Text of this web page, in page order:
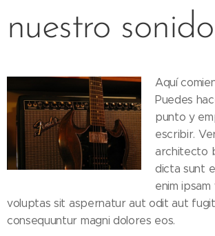
nuestro sonido
Aquí
Puedes
punto y
escribir.
architecto
dicta sunt
enim
voluptas sit aspernatur aut odit aut
consequuntur magni dolores eos.